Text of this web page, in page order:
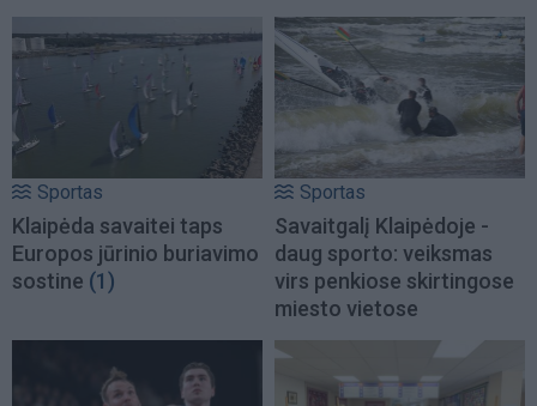
Sportas
Klaipėda savaitei taps
Europos jūrinio buriavimo
sostine (1)
Sportas
Savaitgalį Klaipėdoje -
daug sporto: veiksmas
virs penkiose skirtingose
miesto vietose